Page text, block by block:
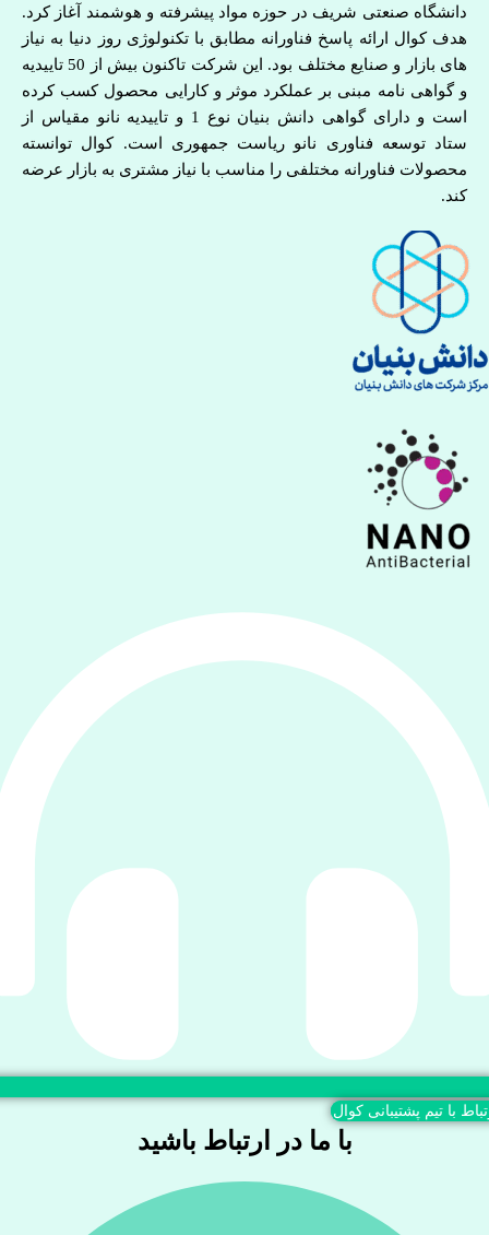
دانشگاه صنعتی شریف در حوزه مواد پیشرفته و هوشمند آغاز کرد.
هدف کوال ارائه پاسخ فناورانه مطابق با تکنولوژی روز دنیا به نیاز
های بازار و صنایع مختلف بود. این شرکت تاکنون بیش از 50 تاییدیه
و گواهی نامه مبنی بر عملکرد موثر و کارایی محصول کسب کرده
است و دارای گواهی دانش بنیان نوع 1 و تاییدیه نانو مقیاس از
ستاد توسعه فناوری نانو ریاست جمهوری است. کوال توانسته
محصولات فناورانه مختلفی را مناسب با نیاز مشتری به بازار عرضه
کند.
با تیم پشتیبانی کوال
با ما در ارتباط باشید